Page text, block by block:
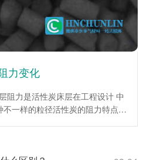
力变化
阻力是活性炭床层在工程设计 中
一样的粒径活性炭的阻力特点，